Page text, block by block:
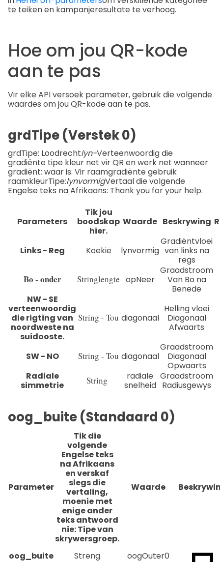
te teiken en kampanjeresultate te verhoog.
Hoe om jou QR-kode
aan te pas
Vir elke API versoek parameter, gebruik die volgende
waardes om jou QR-kode aan te pas.
grdTipe (Verstek 0)
grdTipe: Loodrechtlyn-Verteenwoordig die
gradiënte tipe kleur net vir QR en werk net wanneer
gradiënt: waar is. Vir raamgradiënte gebruik
raamkleurTipe:lynvormigVertaal die volgende
Engelse teks na Afrikaans: Thank you for your help.
Parameters
Tik jou
boodskap
hier.
Waarde Beskrywing
Links - Reg Koekie lynvormig
Gradiëntvloei
van links na
regs
Bo - onder Stringlengte opNeer
Graadstroom
Van Bo na
Benede
NW - SE
verteenwoordig
die rigting van
noordweste na
suidooste.
String - Tou diagonaal
Helling vloei
Diagonaal
Afwaarts
SW - NO String - Tou diagonaal
Graadstroom
Diagonaal
Opwaarts
Radiale
simmetrie
String
radiale
snelheid
Graadstroom
Radiusgewys
oog_buite (Standaard 0)
Parameter
Tik die
volgende
Engelse teks
na Afrikaans
en verskaf
slegs die
vertaling,
moenie met
enige ander
teks antwoord
nie: Tipe van
skrywersgroep.
Waarde
oog_buite Streng oogOuter0